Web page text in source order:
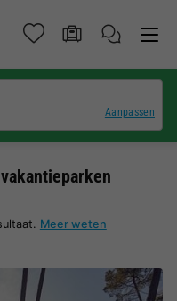
Aanpassen
Meer weten